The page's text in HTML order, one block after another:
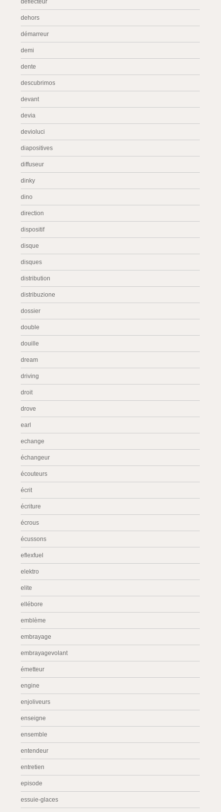
déflecteur
dehors
démarreur
demi
dente
descubrimos
devant
devia
devioluci
diapositives
diffuseur
dinky
dino
direction
dispositif
disque
disques
distribution
distribuzione
dossier
double
douille
dream
driving
droit
drove
earl
echange
échangeur
écouteurs
écrit
écriture
écrous
écussons
eflexfuel
elektro
elite
ellébore
emblème
embrayage
embrayagevolant
émetteur
engine
enjoliveurs
enseigne
ensemble
entendeur
entretien
episode
essuie-glaces